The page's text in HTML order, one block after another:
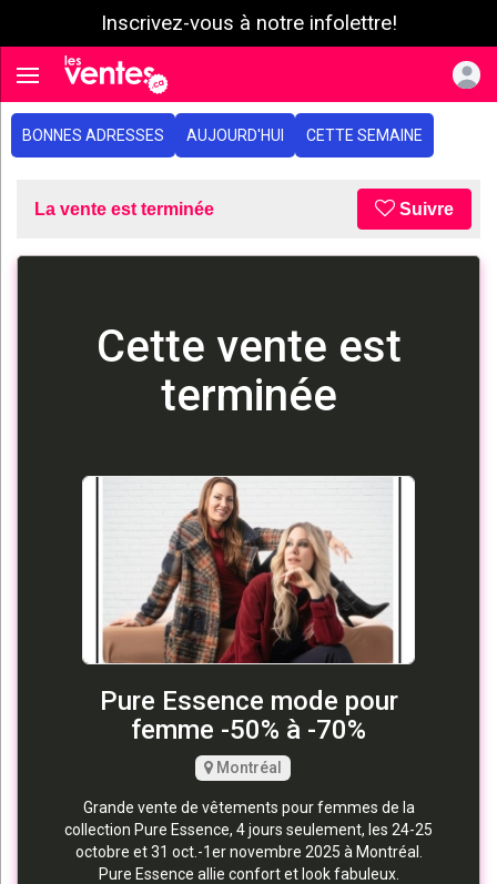
Inscrivez-vous à notre infolettre!
Toggle navigation
BONNES ADRESSES AUJOURD'HUI CETTE SEMAINE
La vente est terminée Suivre
Cette vente est
terminée
Pure Essence mode pour
femme -50% à -70%
Montréal
Grande vente de vêtements pour femmes de la
collection Pure Essence, 4 jours seulement, les 24-25
octobre et 31 oct.-1er novembre 2025 à Montréal.
Pure Essence allie confort et look fabuleux.